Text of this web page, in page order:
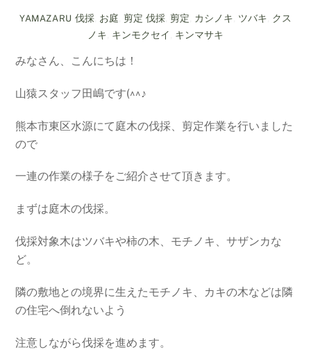
YAMAZARU 伐採 お庭 ,剪定 伐採 ,剪定 カシノキ ツバキ クス
ノキ キンモクセイ キンマサキ
みなさん、こんにちは！
山猿スタッフ田嶋です(^^♪
熊本市東区水源にて庭木の伐採、剪定作業を行いました
ので
一連の作業の様子をご紹介させて頂きます。
まずは庭木の伐採。
伐採対象木はツバキや柿の木、モチノキ、サザンカな
ど。
隣の敷地との境界に生えたモチノキ、カキの木などは隣
の住宅へ倒れないよう
注意しながら伐採を進めます。